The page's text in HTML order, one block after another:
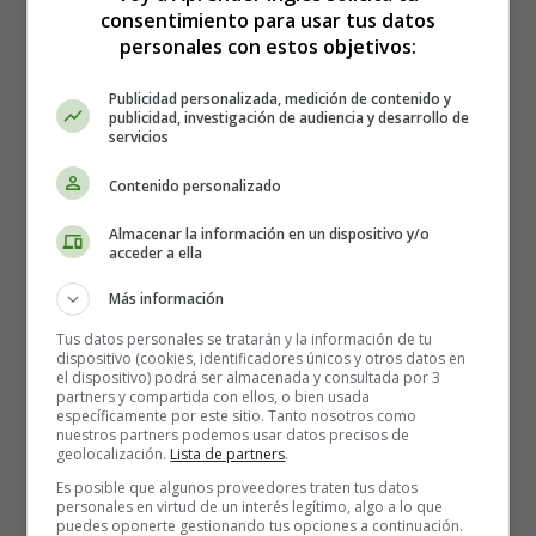
Of an unborn heart
This is the answer
And for the first time in my life I felt
The wave of love so deep
As I listened for the unborn child's heartbeat
She smiled the warmest smile I've ever seen
Now were a far cry from the storybook romance
Something in her eyes, made me crumble
I reached out for her hand
She said soon, you'll hear the beating
Of an unborn heart
This is the answer
You've been searching for so hard
And for the first time in my life I felt
consentimiento para usar tus datos
personales con estos objetivos:
Publicidad personalizada, medición de contenido y
publicidad, investigación de audiencia y desarrollo de
servicios
Contenido personalizado
Almacenar la información en un dispositivo y/o
acceder a ella
Más información
Tus datos personales se tratarán y la información de tu
dispositivo (cookies, identificadores únicos y otros datos en
el dispositivo) podrá ser almacenada y consultada por 3
partners y compartida con ellos, o bien usada
específicamente por este sitio. Tanto nosotros como
nuestros partners podemos usar datos precisos de
geolocalización. Lista de partners.
Es posible que algunos proveedores traten tus datos
personales en virtud de un interés legítimo, algo a lo que
puedes oponerte gestionando tus opciones a continuación.